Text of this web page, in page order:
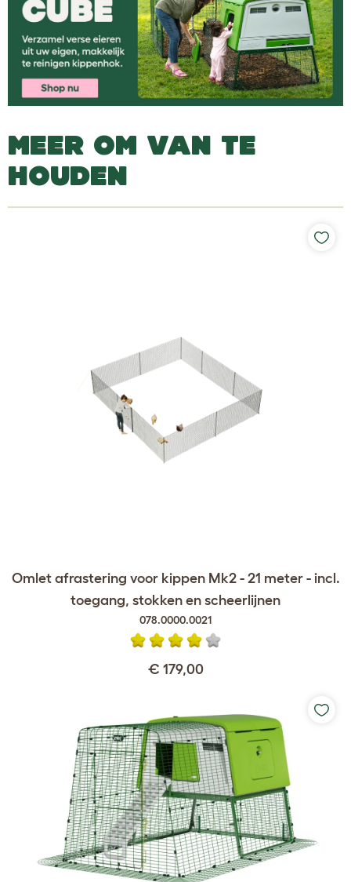
MEER OM VAN TE
HOUDEN
Omlet afrastering voor kippen Mk2 - 21 meter - incl.
toegang, stokken en scheerlijnen
078.0000.0021
€ 179,00